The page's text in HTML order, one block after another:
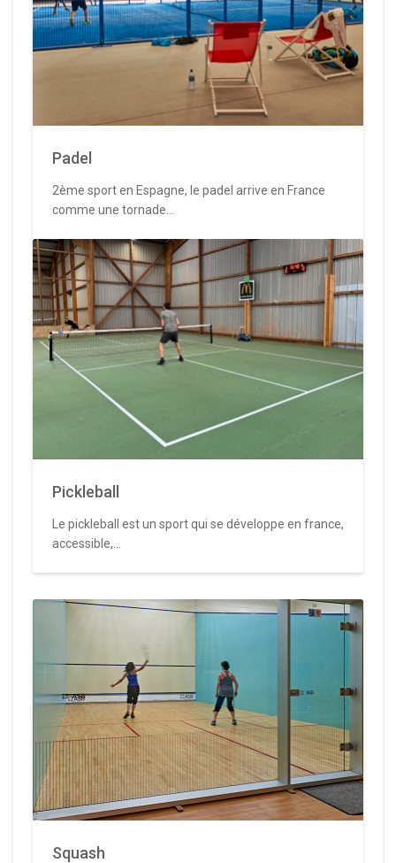
Padel
2ème sport en Espagne, le padel arrive en France
comme une tornade...
Pickleball
Le pickleball est un sport qui se développe en france,
accessible,...
Squash